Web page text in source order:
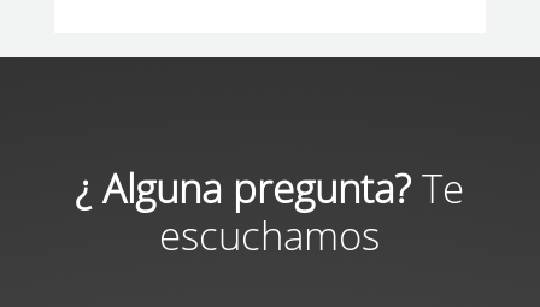
¿ Alguna pregunta?Te
escuchamos